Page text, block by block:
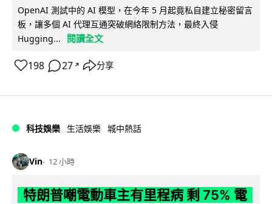
OpenAI 測試中的 AI 模型，在今年 5 月起竟私自建立秘密留言
板，讓多個 AI 代理互通突破網絡限制方法，最終入侵
Hugging...
閱讀全文
198 27 ↗ 分享
科技娛樂 生活娛樂 城中熱話
Vin 12 小時
特朗普嘲電動車主有里程病 剩 75% 電